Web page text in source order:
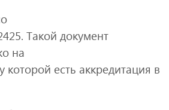
Такой документ
на
есть аккредитация в